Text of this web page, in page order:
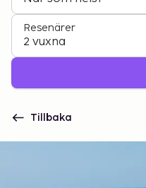
Resenärer
2 vuxna
Tillbaka